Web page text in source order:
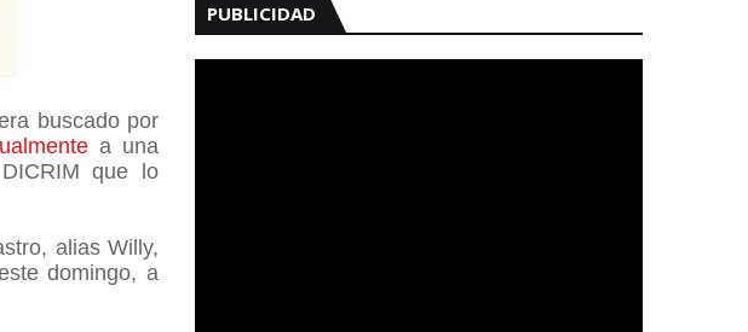
buscado por
a una
que lo
alias Willy,
domingo, a
PUBLICIDAD